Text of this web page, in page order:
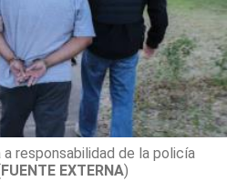
responsabilidad de la policía
FUENTE EXTERNA)